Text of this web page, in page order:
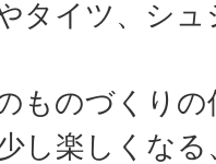
タイツ、シ
ものづくり
し楽しくなる